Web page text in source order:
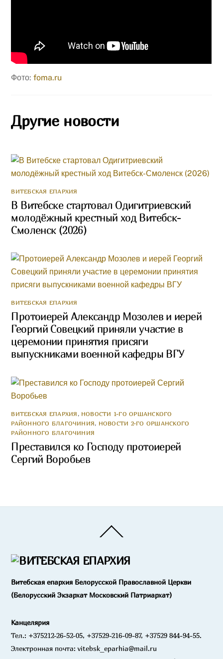
Фото:foma.ru
Другие новости
ВИТЕБСКАЯ ЕПАРХИЯ
В Витебске стартовал Одигитриевский
молодёжный крестный ход Витебск-
Смоленск (2026)
ВИТЕБСКАЯ ЕПАРХИЯ
Протоиерей Александр Мозолев и иерей
Георгий Совецкий приняли участие в
церемонии принятия присяги
выпускниками военной кафедры ВГУ
ВИТЕБСКАЯ ЕПАРХИЯ, НОВОСТИ 1-ГО ОРШАНСКОГО
РАЙОННОГО БЛАГОЧИНИЯ, НОВОСТИ 2-ГО ОРШАНСКОГО
РАЙОННОГО БЛАГОЧИНИЯ
Преставился ко Господу протоиерей
Сергий Воробьев
To
Витебская епархия Белорусской Православной Церкви
(Белорусский Экзархат Московский Патриархат)
Канцелярия
Тел.: +375212-26-52-05, +37529-216-09-87, +37529 844-94-55.
Электронная почта: vitebsk_eparhia@mail.ru